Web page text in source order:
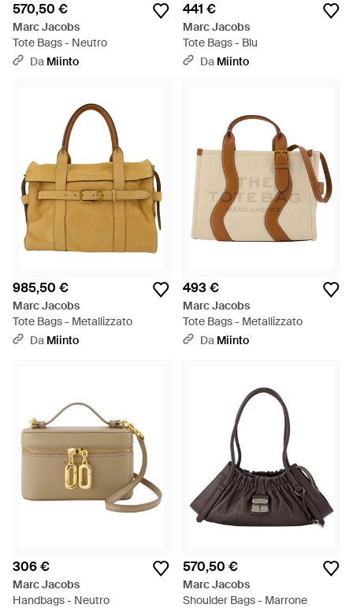
570,50 €
Marc Jacobs
Tote Bags - Neutro
Da Miinto
441 €
Marc Jacobs
Tote Bags - Blu
Da Miinto
985,50 €
Marc Jacobs
Tote Bags - Metallizzato
Da Miinto
493 €
Marc Jacobs
Tote Bags - Metallizzato
Da Miinto
306 €
Marc Jacobs
Handbags - Neutro
570,50 €
Marc Jacobs
Shoulder Bags - Marrone